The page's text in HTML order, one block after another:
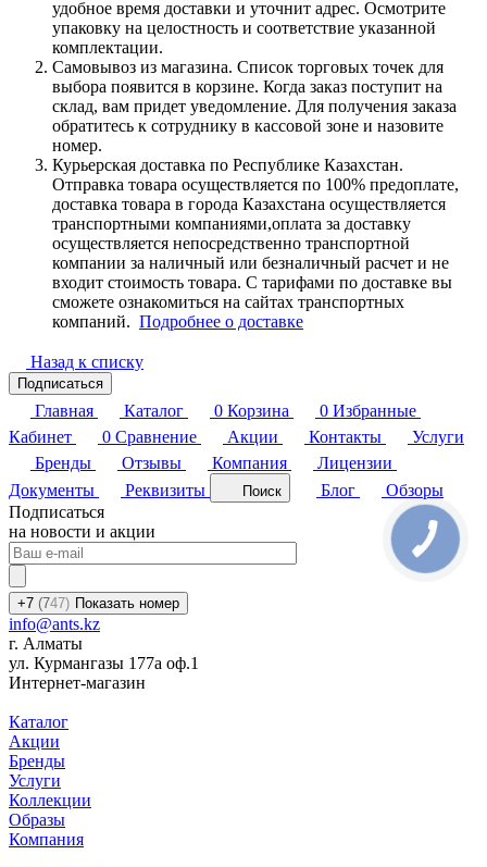
удобное время доставки и уточнит адрес. Осмотрите
упаковку на целостность и соответствие указанной
комплектации.
Самовывоз из магазина. Список торговых точек для
выбора появится в корзине. Когда заказ поступит на
склад, вам придет уведомление. Для получения заказа
обратитесь к сотруднику в кассовой зоне и назовите
номер.
Курьерская доставка по Республике Казахстан.
Отправка товара осуществляется по 100% предоплате,
доставка товара в города Казахстана осуществляется
транспортными компаниями,оплата за доставку
осуществляется непосредственно транспортной
компании за наличный или безналичный расчет и не
входит стоимость товара. С тарифами по доставке вы
сможете ознакомиться на сайтах транспортных
компаний. Подробнее о доставке
Назад к списку
Подписаться
Главная Каталог 0 Корзина 0 Избранные
Кабинет
0 Сравнение Акции Контакты
Услуги
Бренды
Отзывы Компания
Лицензии
Документы
Реквизиты Поиск Блог
Обзоры
Подписаться
на новости и акции
+7 (747) Показать номер
info@ants.kz
г. Алматы
ул. Курмангазы 177а оф.1
Интернет-магазин
Каталог
Акции
Бренды
Услуги
Коллекции
Образы
Компания